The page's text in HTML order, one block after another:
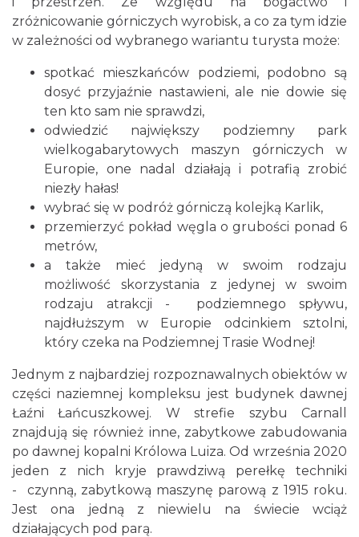
zróżnicowanie górniczych wyrobisk, a co za tym idzie
w zależności od wybranego wariantu turysta może:
spotkać mieszkańców podziemi, podobno są
dosyć przyjaźnie nastawieni, ale nie dowie się
ten kto sam nie sprawdzi,
odwiedzić największy podziemny park
wielkogabarytowych maszyn górniczych w
Europie, one nadal działają i potrafią zrobić
niezły hałas!
wybrać się w podróż górniczą kolejką Karlik,
przemierzyć pokład węgla o grubości ponad 6
metrów,
a także mieć jedyną w swoim rodzaju
możliwość skorzystania z jedynej w swoim
rodzaju atrakcji - podziemnego spływu,
najdłuższym w Europie odcinkiem sztolni,
który czeka na Podziemnej Trasie Wodnej!
Jednym z najbardziej rozpoznawalnych obiektów w
części naziemnej kompleksu jest budynek dawnej
Łaźni Łańcuszkowej. W strefie szybu Carnall
znajdują się również inne, zabytkowe zabudowania
po dawnej kopalni Królowa Luiza. Od września 2020
jeden z nich kryje prawdziwą perełkę techniki
- czynną, zabytkową maszynę parową z 1915 roku.
Jest ona jedną z niewielu na świecie wciąż
działających pod parą.